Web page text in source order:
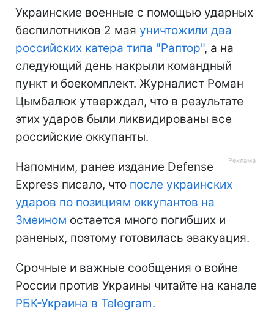
Украинские военные с помощью ударных
беспилотников 2 мая уничтожили два
российских катера типа "Раптор", а на
следующий день накрыли командный
пункт и боекомплект. Журналист Роман
Цымбалюк утверждал, что в результате
этих ударов были ликвидированы все
российские оккупанты.
Напомним, ранее издание Defense
Express писало, что после украинских
ударов по позициям оккупантов на
Змеином остается много погибших и
раненых, поэтому готовилась эвакуация.
Срочные и важные сообщения о войне
России против Украины читайте на канале
РБК-Украина в Telegram.